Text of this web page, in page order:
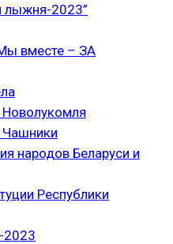
лыжня-2023”
вместе – ЗА
Чашники
народов Беларуси и
Республики
2023